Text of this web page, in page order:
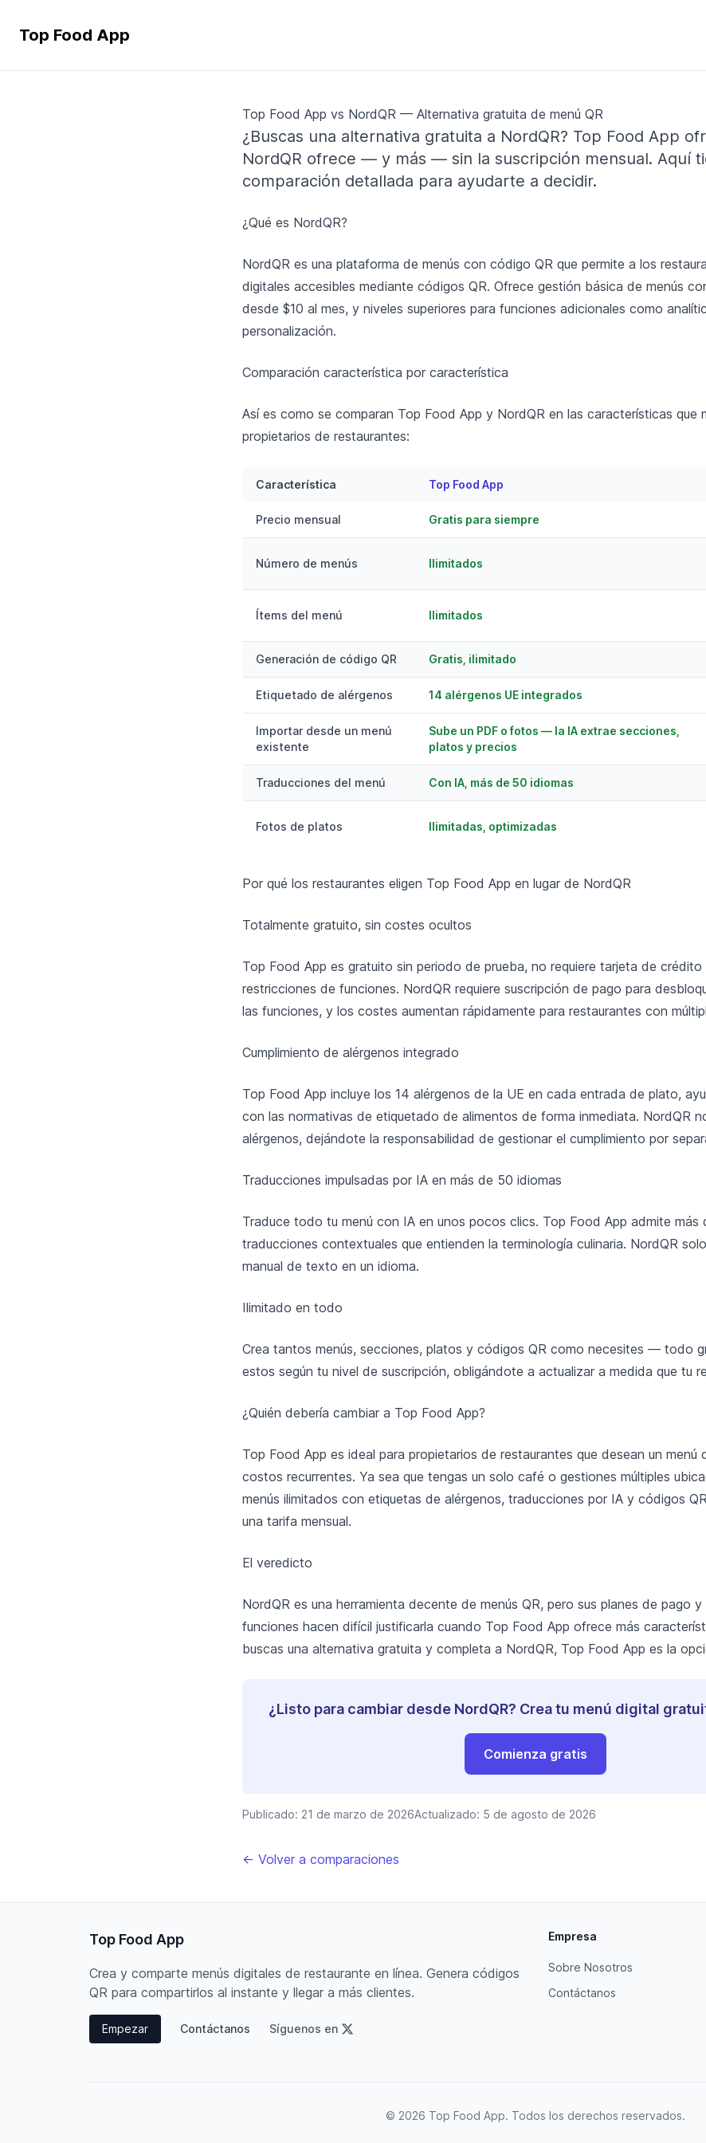
Top Food App
Top Food App vs NordQR — Alternativa gratuita de menú QR
¿Buscas una alternativa gratuita a NordQR? Top Food App
NordQR ofrece — y más — sin la suscripción mensual. Aquí
comparación detallada para ayudarte a decidir.
¿Qué es NordQR?
NordQR es una plataforma de menús con código QR que permite a los
digitales accesibles mediante códigos QR. Ofrece gestión básica de menús
desde $10 al mes, y niveles superiores para funciones adicionales como
personalización.
Comparación característica por característica
Así es como se comparan Top Food App y NordQR en las características que
propietarios de restaurantes:
Característica Top Food App
Precio mensual Gratis para siempre
Número de menús Ilimitados
Ítems del menú Ilimitados
Generación de código QR Gratis, ilimitado
Etiquetado de alérgenos 14 alérgenos UE integrados
Importar desde un menú
existente
Sube un PDF o fotos — la IA extrae secciones,
platos y precios
Traducciones del menú Con IA, más de 50 idiomas
Fotos de platos Ilimitadas, optimizadas
Por qué los restaurantes eligen Top Food App en lugar de NordQR
Totalmente gratuito, sin costes ocultos
Top Food App es gratuito sin periodo de prueba, no requiere tarjeta de
restricciones de funciones. NordQR requiere suscripción de pago para
las funciones, y los costes aumentan rápidamente para restaurantes con
Cumplimiento de alérgenos integrado
Top Food App incluye los 14 alérgenos de la UE en cada entrada de plato,
con las normativas de etiquetado de alimentos de forma inmediata. NordQR
alérgenos, dejándote la responsabilidad de gestionar el cumplimiento por
Traducciones impulsadas por IA en más de 50 idiomas
Traduce todo tu menú con IA en unos pocos clics. Top Food App admite más
traducciones contextuales que entienden la terminología culinaria. NordQR
manual de texto en un idioma.
Ilimitado en todo
Crea tantos menús, secciones, platos y códigos QR como necesites — todo
estos según tu nivel de suscripción, obligándote a actualizar a medida que tu
¿Quién debería cambiar a Top Food App?
Top Food App es ideal para propietarios de restaurantes que desean un menú
costos recurrentes. Ya sea que tengas un solo café o gestiones múltiples
menús ilimitados con etiquetas de alérgenos, traducciones por IA y códigos
una tarifa mensual.
El veredicto
NordQR es una herramienta decente de menús QR, pero sus planes de pago
funciones hacen difícil justificarla cuando Top Food App ofrece más
buscas una alternativa gratuita y completa a NordQR, Top Food App es la
¿Listo para cambiar desde NordQR? Crea tu menú digital
Comienza gratis
Publicado: 21 de marzo de 2026Actualizado: 5 de agosto de 2026
← Volver a comparaciones
Top Food App
Crea y comparte menús digitales de restaurante en línea. Genera códigos
QR para compartirlos al instante y llegar a más clientes.
Empezar Contáctanos Síguenos en
Empresa
Sobre Nosotros
Contáctanos
© 2026 Top Food App. Todos los derechos reservados.